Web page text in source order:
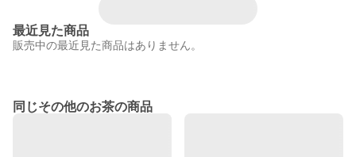
最近見た商品
販売中の最近見た商品はありません。
同じその他のお茶の商品